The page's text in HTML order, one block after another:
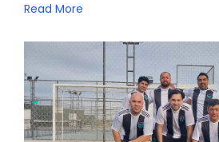
Read More